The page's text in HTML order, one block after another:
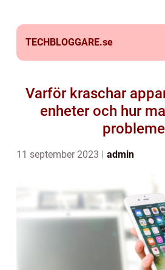
TECHBLOGGARE.se
Varför kraschar
enheter och hur
11 september 2023 admin